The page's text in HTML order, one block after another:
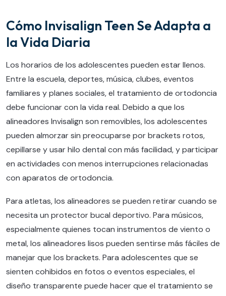
Cómo Invisalign Teen Se Adapta a
la Vida Diaria
Los horarios de los adolescentes pueden estar llenos.
Entre la escuela, deportes, música, clubes, eventos
familiares y planes sociales, el tratamiento de ortodoncia
debe funcionar con la vida real. Debido a que los
alineadores Invisalign son removibles, los adolescentes
pueden almorzar sin preocuparse por brackets rotos,
cepillarse y usar hilo dental con más facilidad, y participar
en actividades con menos interrupciones relacionadas
con aparatos de ortodoncia.
Para atletas, los alineadores se pueden retirar cuando se
necesita un protector bucal deportivo. Para músicos,
especialmente quienes tocan instrumentos de viento o
metal, los alineadores lisos pueden sentirse más fáciles de
manejar que los brackets. Para adolescentes que se
sienten cohibidos en fotos o eventos especiales, el
diseño transparente puede hacer que el tratamiento se